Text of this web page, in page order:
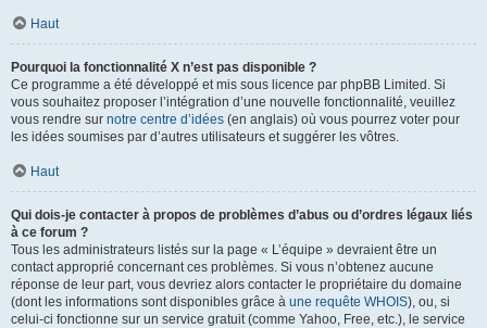
Haut
Pourquoi la fonctionnalité X n’est pas disponible ?
Ce programme a été développé et mis sous licence par phpBB Limited. Si
vous souhaitez proposer l’intégration d’une nouvelle fonctionnalité, veuillez
vous rendre sur notre centre d’idées (en anglais) où vous pourrez voter pour
les idées soumises par d’autres utilisateurs et suggérer les vôtres.
Haut
Qui dois-je contacter à propos de problèmes d’abus ou d’ordres légaux liés
à ce forum ?
Tous les administrateurs listés sur la page « L’équipe » devraient être un
contact approprié concernant ces problèmes. Si vous n’obtenez aucune
réponse de leur part, vous devriez alors contacter le propriétaire du domaine
(dont les informations sont disponibles grâce à une requête WHOIS), ou, si
celui-ci fonctionne sur un service gratuit (comme Yahoo, Free, etc.), le service